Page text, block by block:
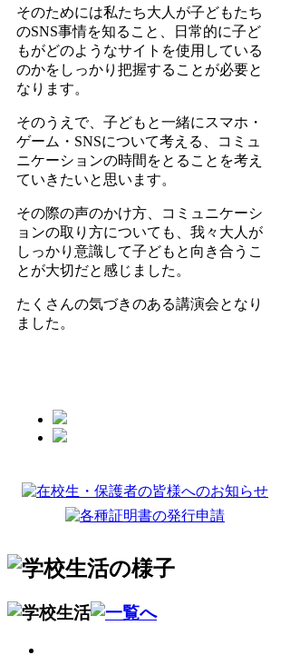
そのためには私たち大人が子どもたち
のSNS事情を知ること、日常的に子ど
もがどのようなサイトを使用している
のかをしっかり把握することが必要と
なります。
そのうえで、子どもと一緒にスマホ・
ゲーム・SNSについて考える、コミュ
ニケーションの時間をとることを考え
ていきたいと思います。
その際の声のかけ方、コミュニケーシ
ョンの取り方についても、我々大人が
しっかり意識して子どもと向き合うこ
とが大切だと感じました。
たくさんの気づきのある講演会となり
ました。